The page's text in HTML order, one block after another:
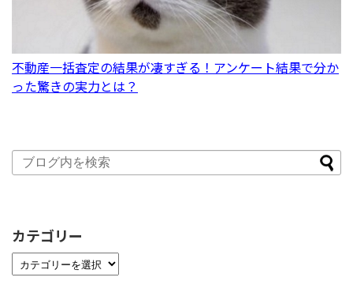
不動産一括査定の結果が凄すぎる！アンケート結果で分か
った驚きの実力とは？
カテゴリー